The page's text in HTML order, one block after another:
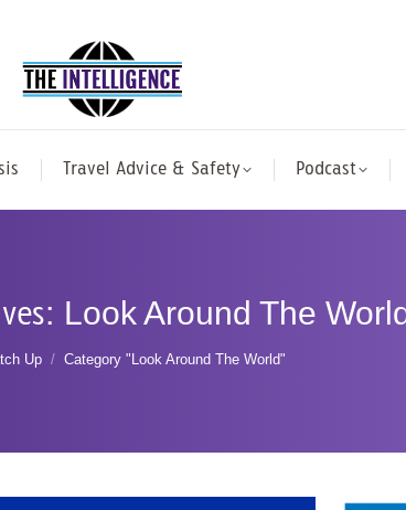
Travel Advice & Safety Podcast
Look Around The
Up Category "Look Around The World"